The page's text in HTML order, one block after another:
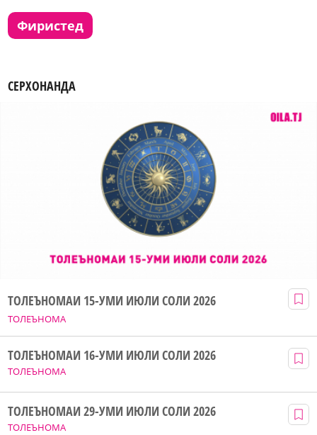
фиристед
СЕРХОНАНДА
ТОЛЕЪНОМА
ТОЛЕЪНОМАИ 15-УМИ ИЮЛИ СОЛИ 2026
ТОЛЕЪНОМА
ТОЛЕЪНОМАИ 16-УМИ ИЮЛИ СОЛИ 2026
ТОЛЕЪНОМА
ТОЛЕЪНОМАИ 29-УМИ ИЮЛИ СОЛИ 2026